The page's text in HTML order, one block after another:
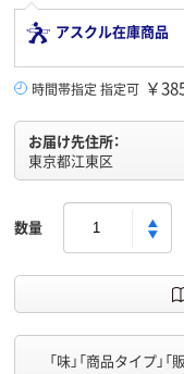
アスクル在庫商品
時間帯指定 指定可 ￥
お届け先住所：
東京都江東区
数量
「味」「商品タイプ」